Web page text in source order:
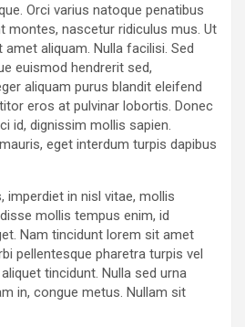
Orci varius natoque penatibus
montes, nascetur ridiculus mus. Ut
aliquam. Nulla facilisi. Sed
euismod hendrerit sed,
aliquam purus blandit eleifend
eros at pulvinar lobortis. Donec
id, dignissim mollis sapien.
eget interdum turpis dapibus
imperdiet in nisl vitae, mollis
mollis tempus enim, id
Nam tincidunt lorem sit amet
pellentesque pharetra turpis vel
tincidunt. Nulla sed urna
in, congue metus. Nullam sit